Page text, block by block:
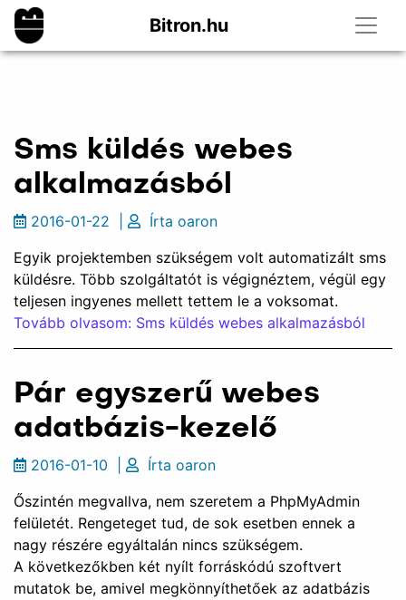
Bitron.hu
Sms küldés webes
alkalmazásból
2016-01-22 Írta oaron
Egyik projektemben szükségem volt automatizált sms
küldésre. Több szolgáltatót is végignéztem, végül egy
teljesen ingyenes mellett tettem le a voksomat.
Tovább olvasom: Sms küldés webes alkalmazásból
Pár egyszerű webes
adatbázis-kezelő
2016-01-10 Írta oaron
Őszintén megvallva, nem szeretem a PhpMyAdmin
felületét. Rengeteget tud, de sok esetben ennek a
nagy részére egyáltalán nincs szükségem.
A következőkben két nyílt forráskódú szoftvert
mutatok be, amivel megkönnyíthetőek az adatbázis